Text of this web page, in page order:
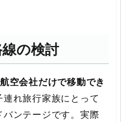
の検討
空会社だけで移動でき
れ旅行家族にとって
ンテージです。実際